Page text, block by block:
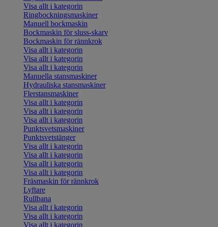
Visa allt i kategorin
Ringbockningsmaskiner
Manuell bockmaskin
Bockmaskin för sluss-skarv
Bockmaskin för rännkrok
Visa allt i kategorin
Visa allt i kategorin
Visa allt i kategorin
Manuella stansmaskiner
Hydrauliska stansmaskiner
Flerstansmaskiner
Visa allt i kategorin
Visa allt i kategorin
Visa allt i kategorin
Punktsvetsmaskiner
Punktsvetstänger
Visa allt i kategorin
Visa allt i kategorin
Visa allt i kategorin
Visa allt i kategorin
Fräsmaskin för rännkrok
Lyftare
Rullbana
Visa allt i kategorin
Visa allt i kategorin
Visa allt i kategorin